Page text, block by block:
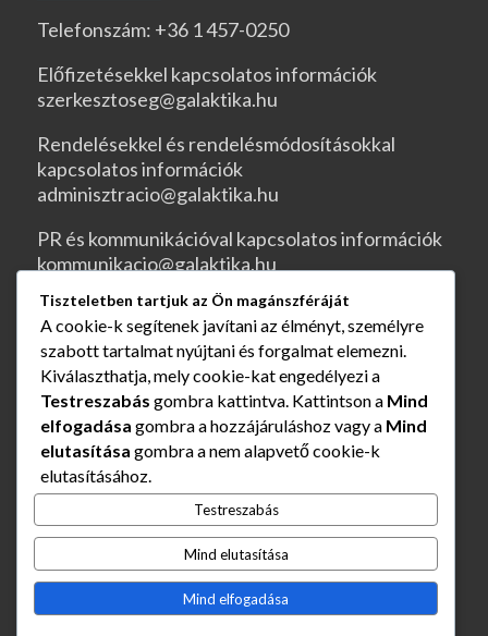
Telefonszám: +36 1 457-0250
Előfizetésekkel kapcsolatos információk
szerkesztoseg@galaktika.hu
Rendelésekkel és rendelésmódosításokkal
kapcsolatos információk
adminisztracio@galaktika.hu
PR és kommunikációval kapcsolatos információk
kommunikacio@galaktika.hu
JOGI OLDALAK
ÁSZF
Rendelés és szállítás
Adatvédelmi nyilatkozat
Impresszum
Elállás a szerződéstől
Tiszteletben tartjuk az Ön magánszféráját
A cookie-k segítenek javítani az élményt, személyre
szabott tartalmat nyújtani és forgalmat elemezni.
Kiválaszthatja, mely cookie-kat engedélyezi a
Testreszabás gombra kattintva. Kattintson a Mind
elfogadása gombra a hozzájáruláshoz vagy a Mind
elutasítása gombra a nem alapvető cookie-k
elutasításához.
Testreszabás
Mind elutasítása
Mind elfogadása